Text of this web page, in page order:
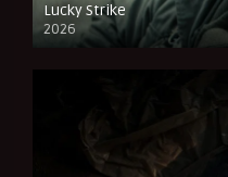
Lucky Strike
2026
FULL HD